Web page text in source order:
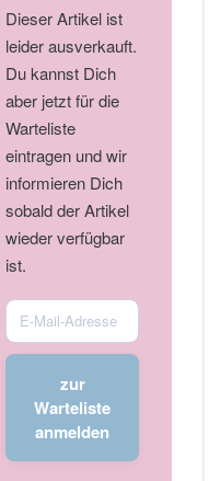
Dieser Artikel ist
leider ausverkauft.
Du kannst Dich
aber jetzt für die
Warteliste
eintragen und wir
informieren Dich
sobald der Artikel
wieder verfügbar
ist.
Enter
your
email
addresszur
Warteliste
anmelden